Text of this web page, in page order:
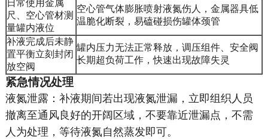
日常使用金属
尺、空心管材测
量罐内液位
空心管气体膨胀喷射液氮伤人，金属器具低
温脆化断裂，易磕碰损伤罐体颈管
补液完成后未静
置平衡立刻封闭
放空阀
罐内压力无法正常释放，调压组件、安全阀
长期超负荷工作，快速出现故障失灵
紧急情况处理
液氮泄露：补液期间若出现液氮泄漏，立即组织人员
撤离至通风良好的开阔区域，不要靠近泄漏点，不需
人为处理，等待液氮自然蒸发即可。